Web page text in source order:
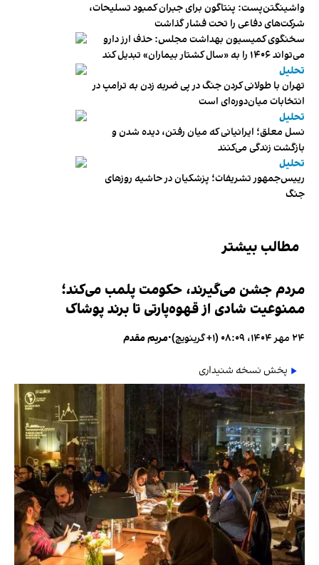
واشینگتن‌پست: پنتاگون برای جبران کمبود تسلیحات،
شرکت‌های دفاعی را تحت فشار گذاشت
سخنگوی کمیسیون بهداشت مجلس: حذف ارز دارو
می‌تواند ۱۴۰۶ را به «سال کشتار بیماران» تبدیل کند
تحلیل
تهران با طولانی کردن جنگ در پی ضربه زدن به ترامپ در
انتخابات میان‌دوره‌ای است
تحلیل
نسل معلق؛ ایرانیانی که میان رفتن، دیده شدن و
بازگشت زندگی می‌کنند
تحلیل
رییس‌جمهور تشریفات؛ پزشکیان در حاشیه روزهای
جنگ
مطالب بیشتر
مردم جشن می‌گیرند، حکومت پلمب می‌کند؛
ممنوعیت شادی از قهوه‌پارتی تا برند پوشاک
۲۴ مهر ۱۴۰۴، ۰۸:۰۹ (‎+۱ گرینویچ) •مریم مقدم
پخش نسخه شنیداری